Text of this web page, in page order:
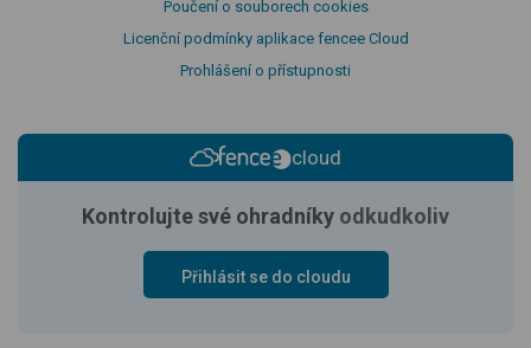
Poučení o souborech cookies
Licenční podmínky aplikace fencee Cloud
Prohlášení o přístupnosti
cloud
Kontrolujte své ohradníky odkudkoliv
Přihlásit se do cloudu